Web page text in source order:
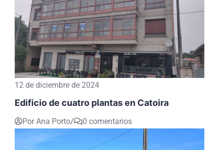
12 de diciembre de 2024
Edificio de cuatro plantas en Catoira
Por Ana Porto/ 0 comentarios